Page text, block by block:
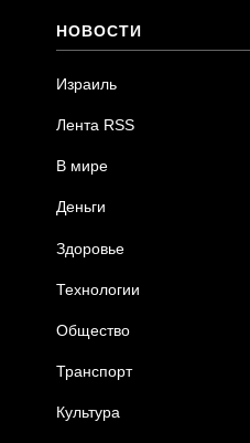
НОВОСТИ
Израиль
Лента RSS
В мире
Деньги
Здоровье
Технологии
Общество
Транспорт
Культура